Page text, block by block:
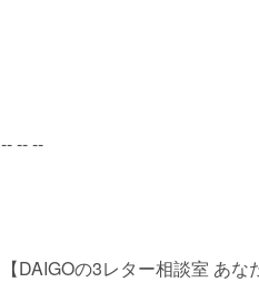
-- -- --
【DAIGOの3レター相談室 あな